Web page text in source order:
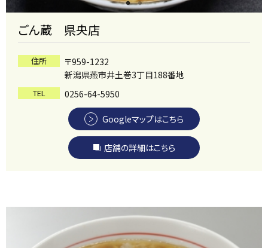
ごん蔵 県央店
住所
〒959-1232
新潟県燕市井土巻3丁目188番地
TEL 0256-64-5950
Googleマップはこちら
店舗の詳細はこちら